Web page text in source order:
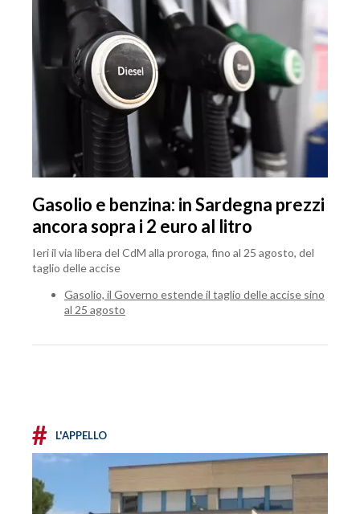
Gasolio e benzina: in Sardegna prezzi
ancora sopra i 2 euro al litro
Ieri il via libera del CdM alla proroga, fino al 25 agosto, del
taglio delle accise
Gasolio, il Governo estende il taglio delle accise sino
al 25 agosto
# L'APPELLO